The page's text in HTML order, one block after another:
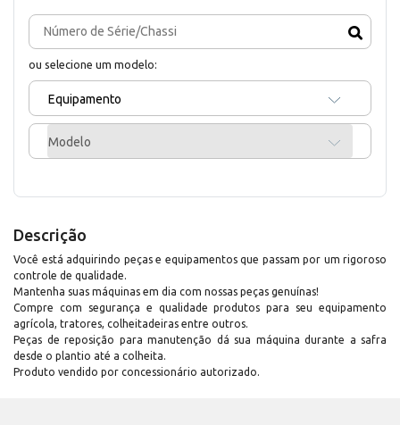
ou selecione um modelo:
Equipamento
Modelo
Descrição
Você está adquirindo peças e equipamentos que passam por um rigoroso
controle de qualidade.
Mantenha suas máquinas em dia com nossas peças genuínas!
Compre com segurança e qualidade produtos para seu equipamento
agrícola, tratores, colheitadeiras entre outros.
Peças de reposição para manutenção dá sua máquina durante a safra
desde o plantio até a colheita.
Produto vendido por concessionário autorizado.